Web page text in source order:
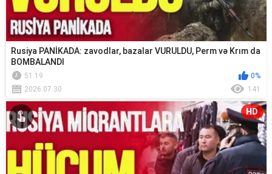
Rusiya PANİKADA: zavodlar, bazalar VURULDU, Perm və Krım da
BOMBALANDI
51:19
0%
2026.07.30
141
HD